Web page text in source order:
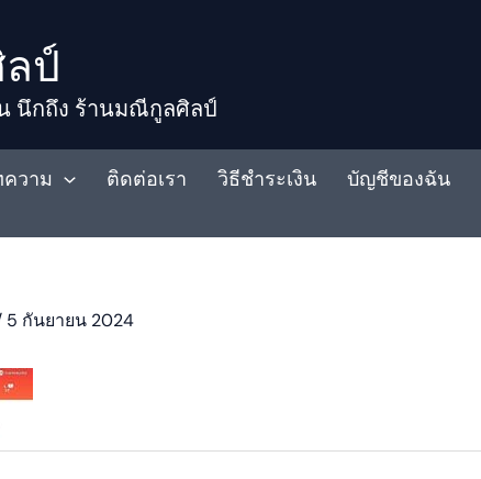
ป์
นึกถึง ร้านมณีกูลศิลป์
วาม ติดต่อเรา วิธีชำระเงิน บัญชีของฉัน
5 กันยายน 2024